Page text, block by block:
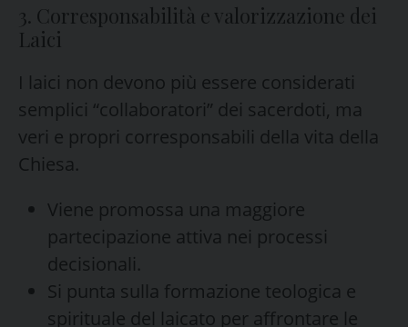
3. Corresponsabilità e valorizzazione dei
Laici
I laici non devono più essere considerati
semplici “collaboratori” dei sacerdoti, ma
veri e propri corresponsabili della vita della
Chiesa.
Viene promossa una maggiore
partecipazione attiva nei processi
decisionali.
Si punta sulla formazione teologica e
spirituale del laicato per affrontare le